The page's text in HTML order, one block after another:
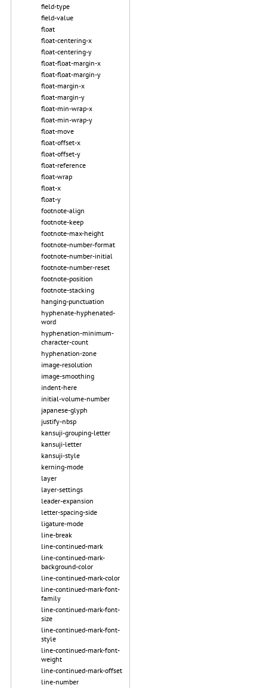
field-type
field-value
float
float-centering-x
float-centering-y
float-float-margin-x
float-float-margin-y
float-margin-x
float-margin-y
float-min-wrap-x
float-min-wrap-y
float-move
float-offset-x
float-offset-y
float-reference
float-wrap
float-x
float-y
footnote-align
footnote-keep
footnote-max-height
footnote-number-format
footnote-number-initial
footnote-number-reset
footnote-position
footnote-stacking
hanging-punctuation
hyphenate-hyphenated-
word
hyphenation-minimum-
character-count
hyphenation-zone
image-resolution
image-smoothing
indent-here
initial-volume-number
japanese-glyph
justify-nbsp
kansuji-grouping-letter
kansuji-letter
kansuji-style
kerning-mode
layer
layer-settings
leader-expansion
letter-spacing-side
ligature-mode
line-break
line-continued-mark
line-continued-mark-
background-color
line-continued-mark-color
line-continued-mark-font-
family
line-continued-mark-font-
size
line-continued-mark-font-
style
line-continued-mark-font-
weight
line-continued-mark-offset
line-number